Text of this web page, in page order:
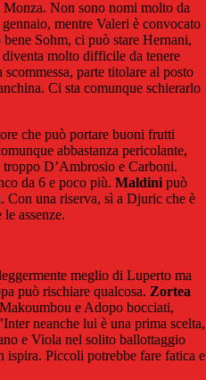
Monza. Non sono nomi molto da
mentre Valeri è convocato
Sohm, ci può stare Hernani,
molto difficile da tenere
scommessa, parte titolare al posto
Ci sta comunque schierarlo
che può portare buoni frutti
abbastanza pericolante,
D’Ambrosio e Carboni.
da 6 e poco più. Maldini può
Con una riserva, sì a Djuric che è
assenze.
meglio di Luperto ma
può rischiare qualcosa. Zortea
e Adopo bocciati,
neanche lui è una prima scelta,
e Viola nel solito ballottaggio
ispira. Piccoli potrebbe fare fatica e